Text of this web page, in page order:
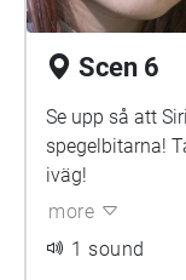
Scen 6
Se upp så att
spegelbitarna!
iväg!
more
1 sound